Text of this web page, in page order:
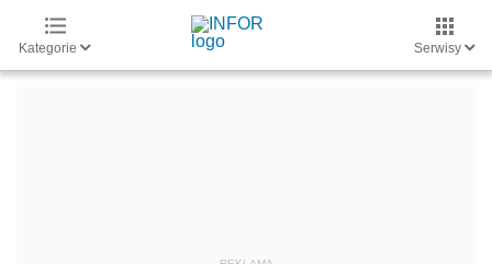
Kategorie Serwisy